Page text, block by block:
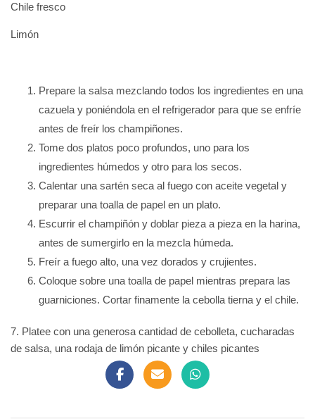
Chile fresco
Limón
Prepare la salsa mezclando todos los ingredientes en una
cazuela y poniéndola en el refrigerador para que se enfríe
antes de freír los champiñones.
Tome dos platos poco profundos, uno para los
ingredientes húmedos y otro para los secos.
Calentar una sartén seca al fuego con aceite vegetal y
preparar una toalla de papel en un plato.
Escurrir el champiñón y doblar pieza a pieza en la harina,
antes de sumergirlo en la mezcla húmeda.
Freír a fuego alto, una vez dorados y crujientes.
Coloque sobre una toalla de papel mientras prepara las
guarniciones. Cortar finamente la cebolla tierna y el chile.
7. Platee con una generosa cantidad de cebolleta, cucharadas
de salsa, una rodaja de limón picante y chiles picantes